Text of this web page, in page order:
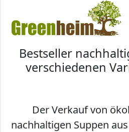
Bestseller
verschiedenen
Der Verkauf von
nachhaltigen Suppen